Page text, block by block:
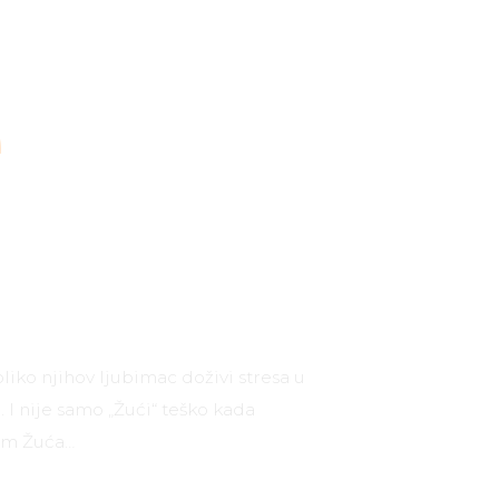
njihov ljubimac doživi stresa u
samo „Žući“ teško kada
Žuća…